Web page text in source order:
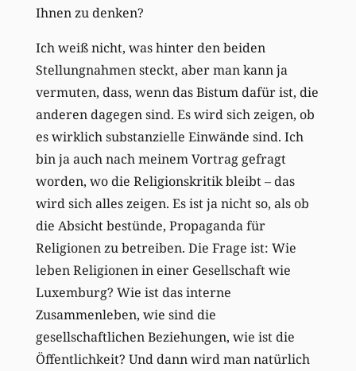
Ihnen zu denken?
Ich weiß nicht, was hinter den beiden
Stellungnahmen steckt, aber man kann ja
vermuten, dass, wenn das Bistum dafür ist, die
anderen dagegen sind. Es wird sich zeigen, ob
es wirklich substanzielle Einwände sind. Ich
bin ja auch nach meinem Vortrag gefragt
worden, wo die Religionskritik bleibt – das
wird sich alles zeigen. Es ist ja nicht so, als ob
die Absicht bestünde, Propaganda für
Religionen zu betreiben. Die Frage ist: Wie
leben Religionen in einer Gesellschaft wie
Luxemburg? Wie ist das interne
Zusammenleben, wie sind die
gesellschaftlichen Beziehungen, wie ist die
Öffentlichkeit? Und dann wird man natürlich